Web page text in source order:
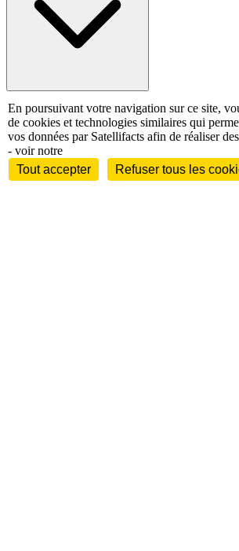
Economie - Marchés
En poursuivant votre navigation sur ce site,
de cookies et technologies similaires qui
vos données par Satellifacts afin de réaliser
- voir notre
Tout accepter
Refuser tous les